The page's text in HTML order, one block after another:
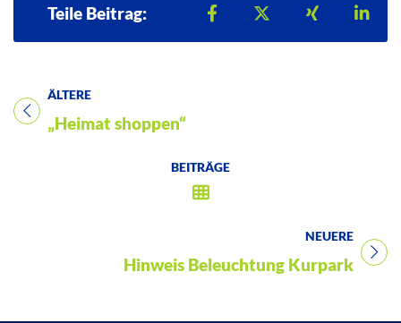
Teile Beitrag: Teilen auf Facebook
Teilen auf X
Teilen auf
ÄLTERE
Titel für Beitrag
„Heimat shoppen“
BEITRÄGE
NEUERE
Titel für Beitrag
Hinweis Beleuchtung Kurpark